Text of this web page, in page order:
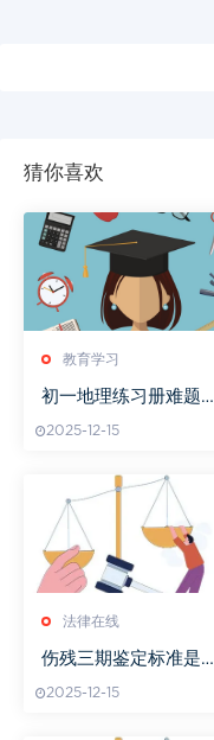
猜你喜欢
教育学习
初一地理练习册难题解
2025-12-15
法律在线
伤残三期鉴定标准是多
2025-12-15